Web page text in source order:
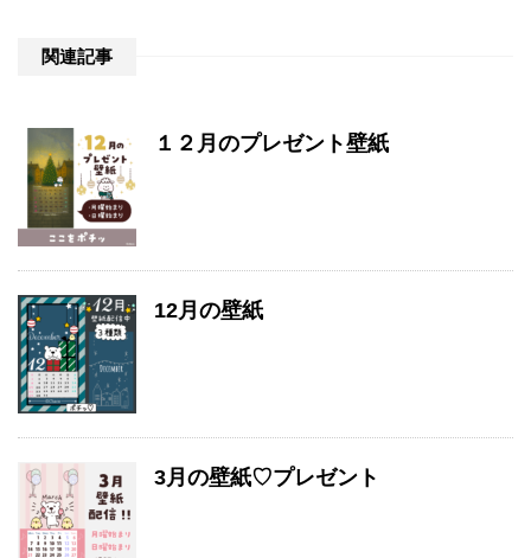
関連記事
１２月のプレゼント壁紙
12月の壁紙
3月の壁紙♡プレゼント